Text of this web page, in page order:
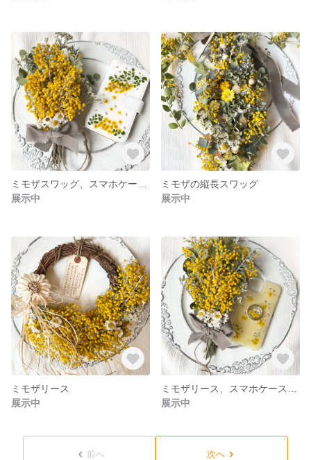
展示中
ミモザの縦長スワッグ
展示中
ミモザリース
展示中
展示中
前へ 次へ